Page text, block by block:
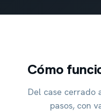
Cómo
Del case cerrado
pasos, con